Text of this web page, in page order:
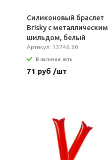
Силиконовый браслет
Brisky с металлическим
шильдом, белый
Артикул: 13746.60
В наличии: есть
71 руб /шт